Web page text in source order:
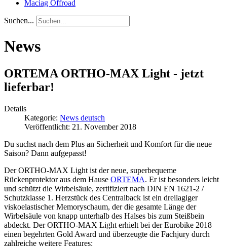
Maciag Offroad
Suchen...
News
ORTEMA ORTHO-MAX Light - jetzt
lieferbar!
Details
Kategorie: News deutsch
Veröffentlicht: 21. November 2018
Du suchst nach dem Plus an Sicherheit und Komfort für die neue
Saison? Dann aufgepasst!
Der ORTHO-MAX Light ist der neue, superbequeme
Rückenprotektor aus dem Hause ORTEMA. Er ist besonders leicht
und schützt die Wirbelsäule, zertifiziert nach DIN EN 1621-2 /
Schutzklasse 1. Herzstück des Centralback ist ein dreilagiger
viskoelastischer Memoryschaum, der die gesamte Länge der
Wirbelsäule von knapp unterhalb des Halses bis zum Steißbein
abdeckt. Der ORTHO-MAX Light erhielt bei der Eurobike 2018
einen begehrten Gold Award und überzeugte die Fachjury durch
zahlreiche weitere Features: